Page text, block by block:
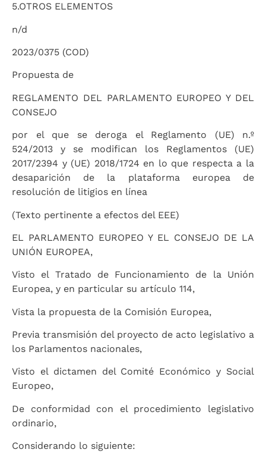
5.OTROS ELEMENTOS
n/d
2023/0375 (COD)
Propuesta de
REGLAMENTO DEL PARLAMENTO EUROPEO Y DEL
CONSEJO
por el que se deroga el Reglamento (UE) n.º
524/2013 y se modifican los Reglamentos (UE)
2017/2394 y (UE) 2018/1724 en lo que respecta a la
desaparición de la plataforma europea de
resolución de litigios en línea
(Texto pertinente a efectos del EEE)
EL PARLAMENTO EUROPEO Y EL CONSEJO DE LA
UNIÓN EUROPEA,
Visto el Tratado de Funcionamiento de la Unión
Europea, y en particular su artículo 114,
Vista la propuesta de la Comisión Europea,
Previa transmisión del proyecto de acto legislativo a
los Parlamentos nacionales,
Visto el dictamen del Comité Económico y Social
Europeo,
De conformidad con el procedimiento legislativo
ordinario,
Considerando lo siguiente: